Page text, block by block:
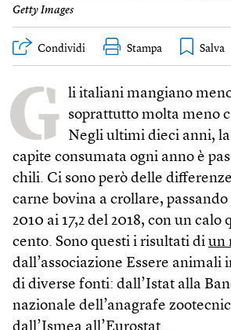
Getty Images
Condividi Stampa
G li italiani mangiano
soprattutto molta meno
Negli ultimi dieci anni,
capite consumata ogni anno è
chili. Ci sono però delle
carne bovina a crollare, passando
2010 ai 17,2 del 2018, con un calo
cento. Sono questi i risultati di un
dall’associazione Essere animali
di diverse fonti: dall’Istat alla
nazionale dell’anagrafe